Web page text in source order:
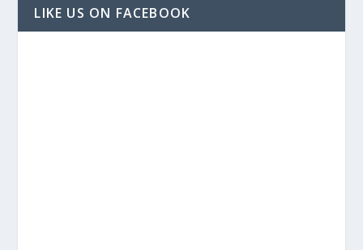
LIKE US ON FACEBOOK